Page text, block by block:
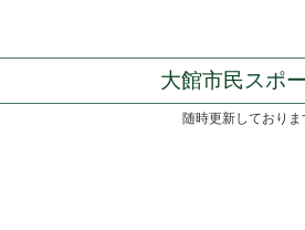
大館市民スポ
随時更新しており